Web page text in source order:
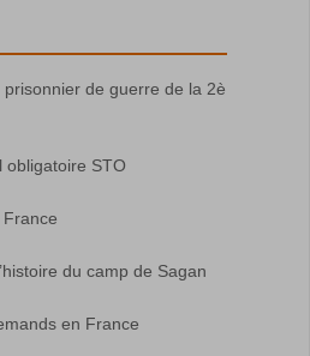
de guerre de la 2è
obligatoire STO
du camp de Sagan
en France